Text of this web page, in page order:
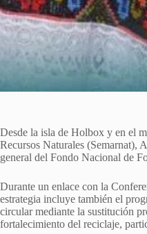
Desde la isla de Holbox y en el
Recursos Naturales (Semarnat),
general del Fondo Nacional de
Durante un enlace con la
estrategia incluye también el
circular mediante la sustitución
fortalecimiento del reciclaje,